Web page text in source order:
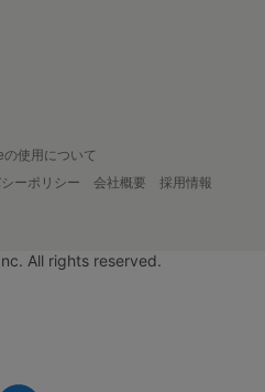
使用について
ーポリシー 会社概要
採用情報
All rights reserved.